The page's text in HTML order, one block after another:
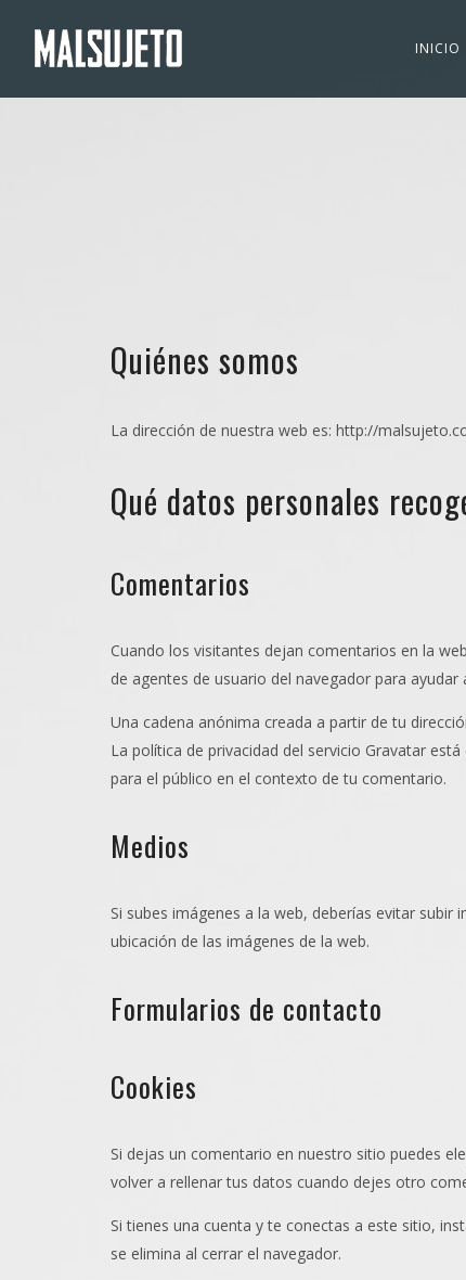
INICIO
Quiénes somos
La dirección de nuestra web es: http://
Qué datos personales
Comentarios
Cuando los visitantes dejan comentarios en la
de agentes de usuario del navegador para ayudar
Una cadena anónima creada a partir de tu
La política de privacidad del servicio Gravatar
para el público en el contexto de tu comentario.
Medios
Si subes imágenes a la web, deberías evitar subir
ubicación de las imágenes de la web.
Formularios de contacto
Cookies
Si dejas un comentario en nuestro sitio puedes
volver a rellenar tus datos cuando dejes otro
Si tienes una cuenta y te conectas a este sitio,
se elimina al cerrar el navegador.